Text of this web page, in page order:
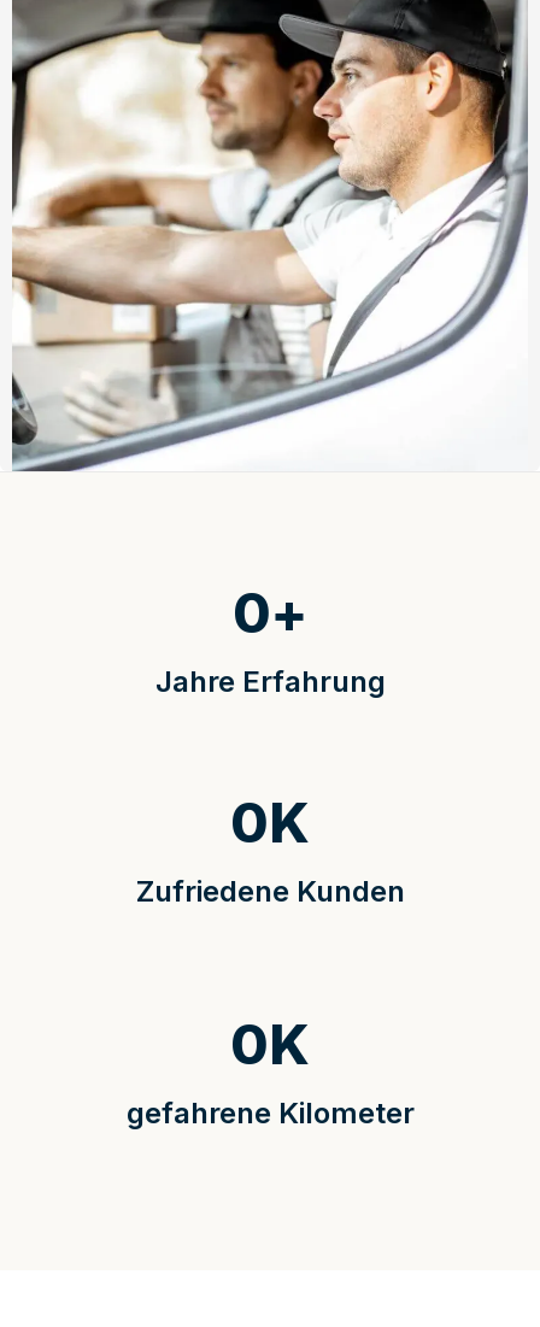
Jahre Erfahrung
0+
Zufriedene Kunden
0K
gefahrene Kilometer
0K